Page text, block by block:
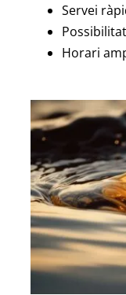
Servei
Horari